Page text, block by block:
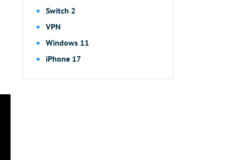
Switch 2
VPN
Windows 11
iPhone 17